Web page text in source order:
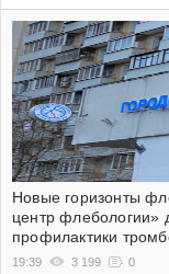
Новые горизонты
центр флебологии»
профилактики
19:39 3 199 0